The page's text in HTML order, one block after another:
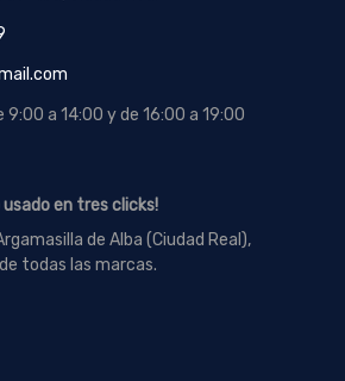
9:00 a 14:00 y de 16:00 a 19:00
en tres clicks!
de Alba (Ciudad Real),
todas las marcas.